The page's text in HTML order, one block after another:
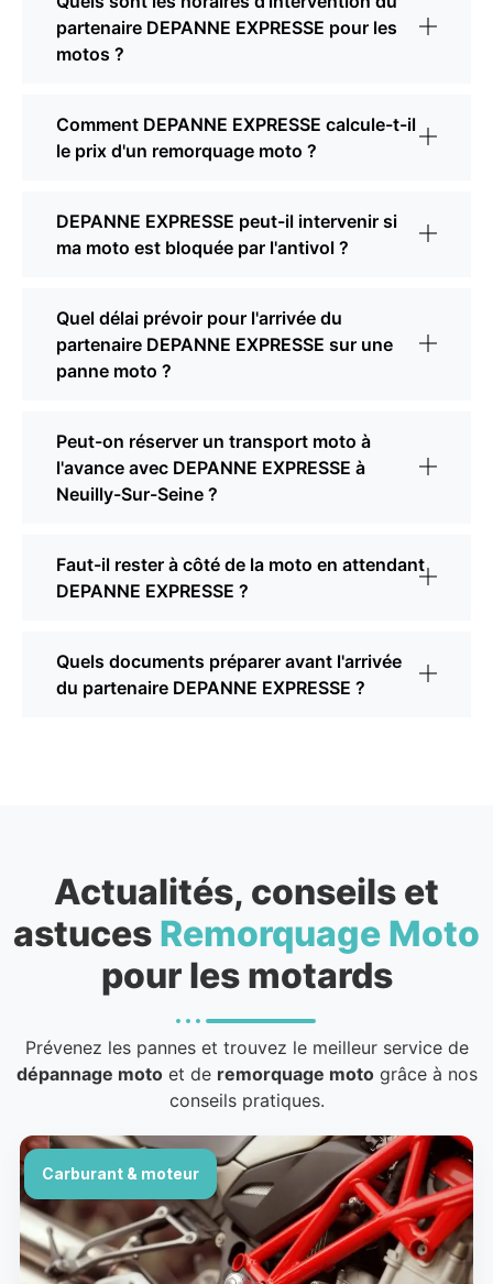
partenaire DEPANNE EXPRESSE pour les
motos ?
Comment DEPANNE EXPRESSE calcule-t-il
le prix d'un remorquage moto ?
DEPANNE EXPRESSE peut-il intervenir si
ma moto est bloquée par l'antivol ?
Quel délai prévoir pour l'arrivée du
partenaire DEPANNE EXPRESSE sur une
panne moto ?
Peut-on réserver un transport moto à
l'avance avec DEPANNE EXPRESSE à
Neuilly-Sur-Seine ?
Faut-il rester à côté de la moto en attendant
DEPANNE EXPRESSE ?
Quels documents préparer avant l'arrivée
du partenaire DEPANNE EXPRESSE ?
Actualités, conseils et
astuces Remorquage Moto
pour les motards
Prévenez les pannes et trouvez le meilleur service de
dépannage motoet de remorquage motogrâce à nos
conseils pratiques.
Carburant & moteur